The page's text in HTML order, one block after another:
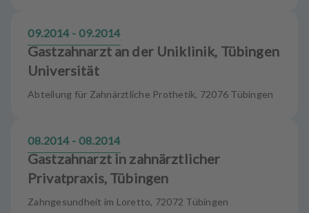
09.2014 - 09.2014
Gastzahnarzt an der Uniklinik, Tübingen
Universität
Abteilung für Zahnärztliche Prothetik, 72076 Tübingen
08.2014 - 08.2014
Gastzahnarzt in zahnärztlicher
Privatpraxis, Tübingen
Zahngesundheit im Loretto, 72072 Tübingen